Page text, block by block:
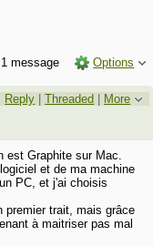
1 message
Options
Reply |Threaded | More
est Graphite sur Mac.
et de ma machine
PC, et j'ai choisis
premier trait, mais grâce
à maitriser pas mal